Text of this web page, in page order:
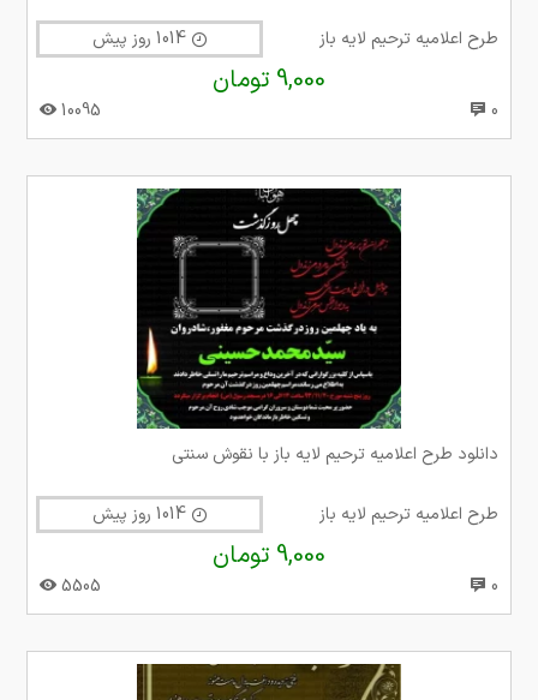
طرح اعلامیه ترحیم لایه باز 1014 روز پیش
9,000 تومان
0
10095
دانلود طرح اعلامیه ترحیم لایه باز با نقوش سنتی
طرح اعلامیه ترحیم لایه باز 1014 روز پیش
9,000 تومان
0
5505